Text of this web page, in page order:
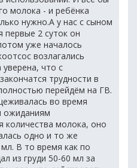
молока - и ребёнка
нужно.А у нас с сыном
первые 2 суток он
уже началось
возлагались
что с
трудности в
перейдём на ГВ.
во время
ожиданиям
количества молока, оно
одно и то же
В то время как по
из груди 50-60 мл за